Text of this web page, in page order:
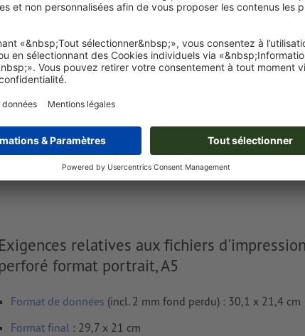
Je dépose mes fichiers
€ 57,33
approx. :
17 août - mer. 19 août
2,02 kg
Exigences relatives aux fichiers
perforé format portrait, A5
Format de données (incl. 2 mm fond perdu) : 30,1 x 21,4 cm
Format final : 29,7 x 21 cm